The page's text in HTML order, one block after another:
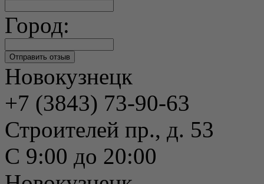
Город:
Новокузнецк
+7 (3843) 73-90-63
Строителей пр., д. 53
С 9:00 до 20:00